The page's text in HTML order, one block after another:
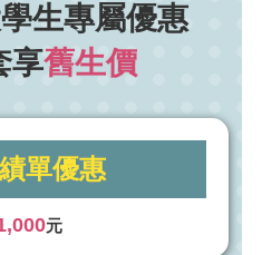
生專屬優惠
享舊生價
單優惠
元